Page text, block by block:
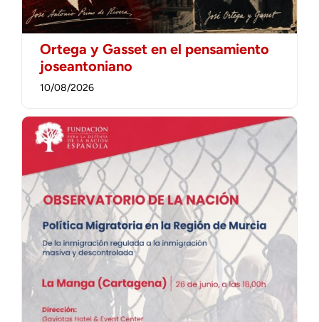
Ortega y Gasset en el pensamiento
joseantoniano
10/08/2026